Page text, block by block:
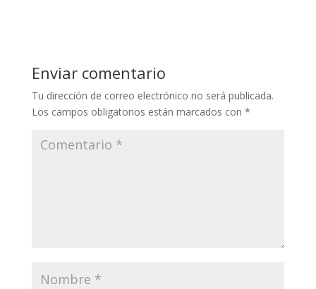
Enviar comentario
Tu dirección de correo electrónico no será publicada.
Los campos obligatorios están marcados con *